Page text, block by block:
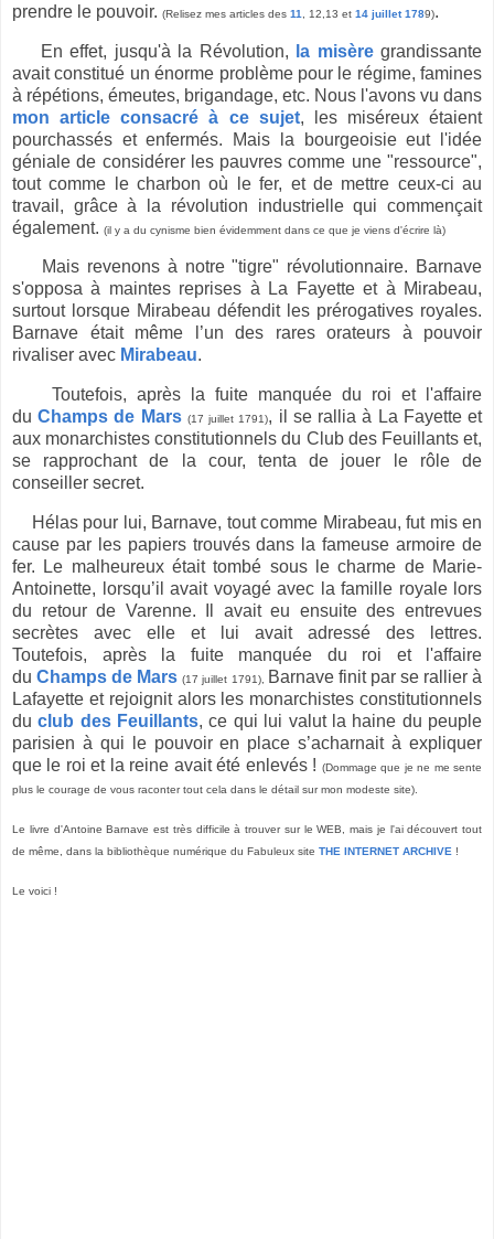
prendre le pouvoir. (Relisez mes articles des 11 , 12,13 et 14 juillet 1789).
En effet, jusqu'à la Révolution, la misèregrandissante
avait constitué un énorme problème pour le régime, famines
à répétions, émeutes, brigandage, etc. Nous l'avons vu dans
mon article consacré à ce sujet, les miséreux étaient
pourchassés et enfermés. Mais la bourgeoisie eut l'idée
géniale de considérer les pauvres comme une "ressource",
tout comme le charbon où le fer, et de mettre ceux-ci au
travail, grâce à la révolution industrielle qui commençait
également. (il y a du cynisme bien évidemment dans ce que je viens d'écrire là)
Mais revenons à notre "tigre" révolutionnaire. Barnave
s'opposa à maintes reprises à La Fayette et à Mirabeau,
surtout lorsque Mirabeau défendit les prérogatives royales.
Barnave était même l’un des rares orateurs à pouvoir
rivaliser avec Mirabeau.
Toutefois, après la fuite manquée du roi et l'affaire
duChamps de Mars (17 juillet 1791), il se rallia à La Fayette et
aux monarchistes constitutionnels du Club des Feuillants et,
se rapprochant de la cour, tenta de jouer le rôle de
conseiller secret.
Hélas pour lui, Barnave, tout comme Mirabeau, fut mis en
cause par les papiers trouvés dans la fameuse armoire de
fer. Le malheureux était tombé sous le charme de Marie-
Antoinette, lorsqu’il avait voyagé avec la famille royale lors
du retour de Varenne. Il avait eu ensuite des entrevues
secrètes avec elle et lui avait adressé des lettres.
Toutefois, après la fuite manquée du roi et l'affaire
duChamps de Mars (17 juillet 1791), Barnavefinit par se rallier à
Lafayette et rejoignit alors les monarchistes constitutionnels
duclub des Feuillants, ce qui lui valut la haine du peuple
parisien à qui le pouvoir en place s’acharnait à expliquer
que le roi et la reine avait été enlevés ! (Dommage que je ne me sente
plus le courage de vous raconter tout cela dans le détail sur mon modeste site).
Le livre d'Antoine Barnave est très difficile à trouver sur le WEB, mais je l'ai découvert tout
de même, dans la bibliothèque numérique du Fabuleux site THE INTERNET ARCHIVE !
Le voici !